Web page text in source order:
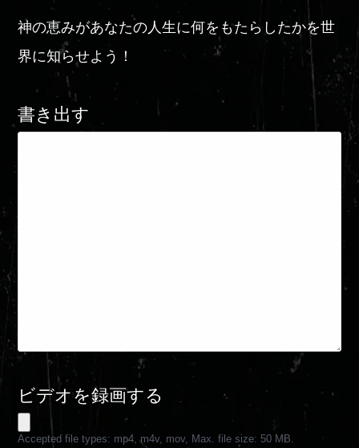
神の恵みがあなたの人生に何をもたらしたかを世
界に知らせよう！
書き出す
ビデオを録画する
Accepted file types: mp4, m4v, mov, Max. file size: 50 MB.